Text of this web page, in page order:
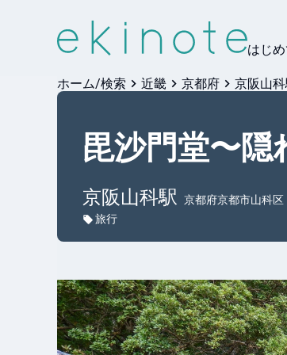
はじ
ホーム/検索 近畿 京都府 京阪山
毘沙門堂〜隠
京阪山科駅
京都府京都市山科区
旅行